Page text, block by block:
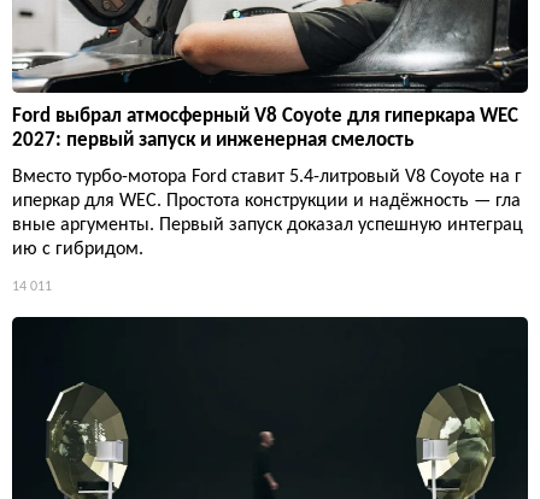
Ford выбрал атмосферный V8 Coyote для гиперкара WEC
2027: первый запуск и инженерная смелость
Вместо турбо-мотора Ford ставит 5.4-литровый V8 Coyote на г
иперкар для WEC. Простота конструкции и надёжность — гла
вные аргументы. Первый запуск доказал успешную интеграц
ию с гибридом.
14 011